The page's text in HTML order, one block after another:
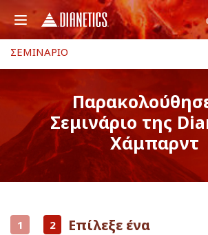
ΣΕΜΙΝΑΡΙΟ
Σεμινάριο της
Χάμπαρντ
1 2
Επίλεξε ένα